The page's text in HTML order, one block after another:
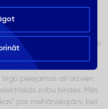
pret elektrisko?
zobus, un labprāt
mutes veselību
nevis būtu spiesti
Manuālā – mehāniskā
ir “iztikas minimums”,
pieejamas arī aizvien
zobu birstes. Mēs
par mehāniskajām, bet